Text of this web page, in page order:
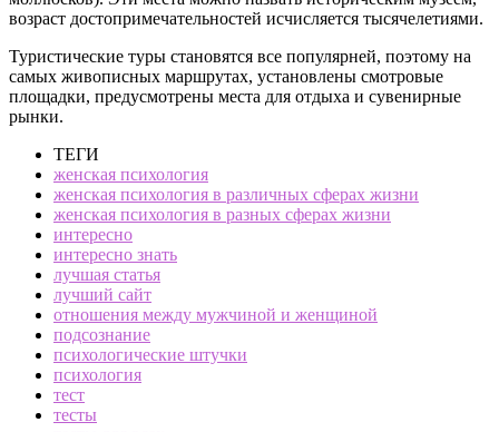
возраст достопримечательностей исчисляется тысячелетиями.
Туристические туры становятся все популярней, поэтому на
самых живописных маршрутах, установлены смотровые
площадки, предусмотрены места для отдыха и сувенирные
рынки.
ТЕГИ
женская психология
женская психология в различных сферах жизни
женская психология в разных сферах жизни
интересно
интересно знать
лучшая статья
лучший сайт
отношения между мужчиной и женщиной
подсознание
психологические штучки
психология
тест
тесты